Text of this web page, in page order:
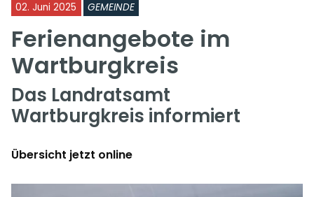
02. Juni 2025 GEMEINDE
Ferienangebote im
Wartburgkreis
Das Landratsamt
Wartburgkreis informiert
Übersicht jetzt online